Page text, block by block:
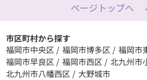
ページトップへ
市区町村から探す
福岡市中央区 / 福岡市博多区 / 福岡市
福岡市早良区 / 福岡市西区 / 北九州市
北九州市八幡西区 / 大野城市